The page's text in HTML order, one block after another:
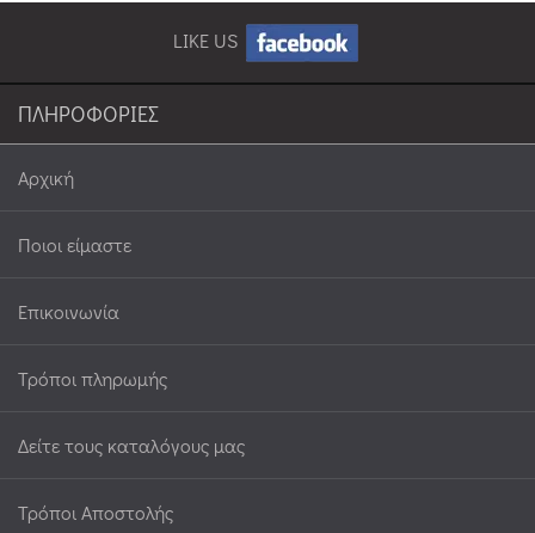
LIKE US
ΠΛΗΡΟΦΟΡΙΕΣ
Αρχική
Ποιοι είμαστε
Επικοινωνία
Τρόποι πληρωμής
Δείτε τους καταλόγους μας
Τρόποι Αποστολής